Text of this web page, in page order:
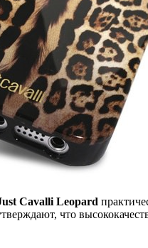
Cavalli Leopard
что